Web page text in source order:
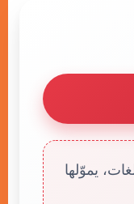
يموّلها